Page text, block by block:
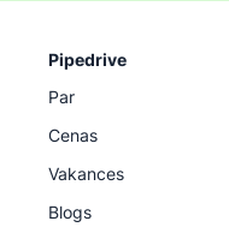
Pipedrive
Par
Cenas
Vakances
Blogs